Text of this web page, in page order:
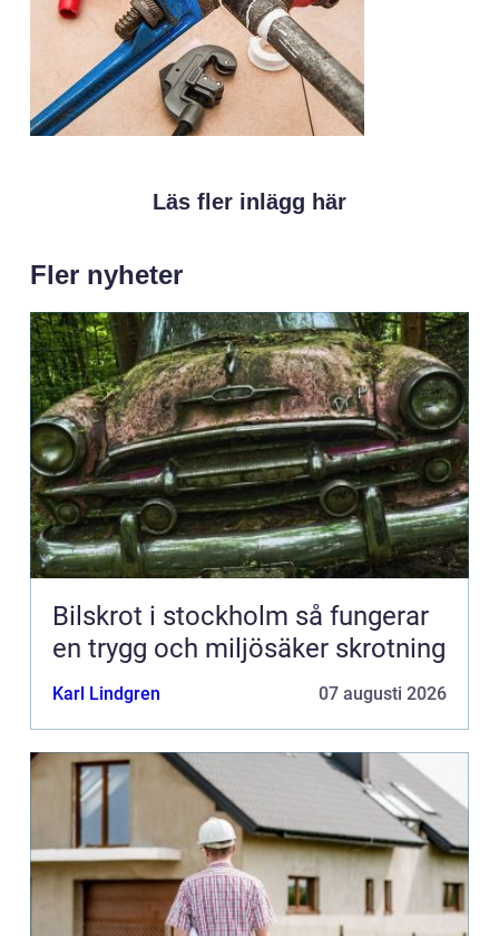
Läs fler inlägg här
Fler nyheter
Bilskrot i stockholm så fungerar
en trygg och miljösäker skrotning
Karl Lindgren 07 augusti 2026